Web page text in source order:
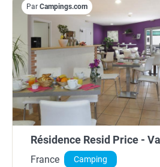
Par Campings.com
Résidence Resid Price -
France Camping